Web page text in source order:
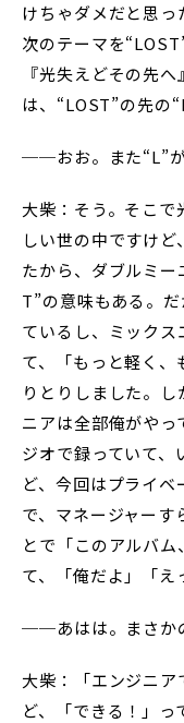
けちゃダメだと思っ
次のテーマを
『光失えどその先
は、“LOST”の先の
──おお。また“L”が
大柴：そう。そこ
しい世の中ですけ
たから、ダブルミ
T”の意味もある。
ているし、ミック
て、「もっと軽く、
りとりしました。
ニアは全部俺がやっ
ジオで録っていて、
ど、今回はプライ
で、マネージャー
とで「このアルバ
て、「俺だよ」「え
──あはは。まさか
大柴：「エンジニア
ど、「できる！」